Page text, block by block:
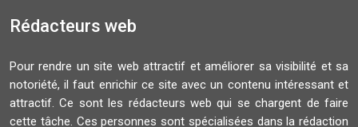
Rédacteurs web
Pour rendre un site web attractif et améliorer sa visibilité et sa
notoriété, il faut enrichir ce site avec un contenu intéressant et
attractif. Ce sont les rédacteurs web qui se chargent de faire
cette tâche. Ces personnes sont spécialisées dans la rédaction